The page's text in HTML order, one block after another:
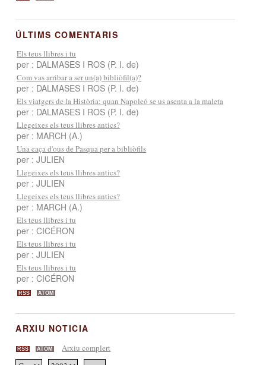
ÚLTIMS COMENTARIS
Els teus llibres i tu
per : DALMASES I ROS (P. I. de)
Com vas arribar a ser un(a) bibliòfil(a)?
per : DALMASES I ROS (P. I. de)
Els viatgers de la Història: quan Napoleó se us asenta a la maleta
per : DALMASES I ROS (P. I. de)
Llegeixes els teus llibres antics?
per : MARCH (A.)
Una caça d'ous de Pasqua per a bibliòfils
per : JULIEN
Llegeixes els teus llibres antics?
per : JULIEN
Llegeixes els teus llibres antics?
per : MARCH (A.)
Els teus llibres i tu
per : CICÉRON
Els teus llibres i tu
per : JULIEN
Els teus llibres i tu
per : CICÉRON
RSS ATOM
ARXIU NOTICIA
RSS ATOM Arxiu complert